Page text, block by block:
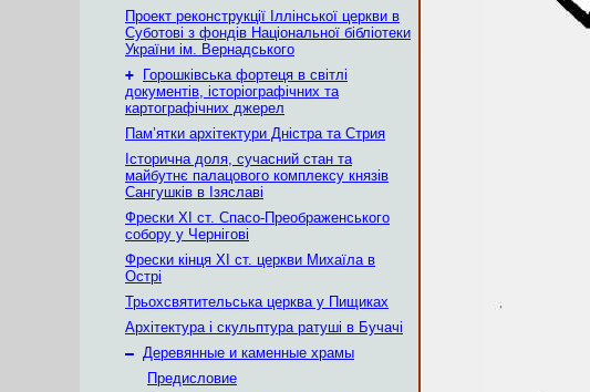
Проект реконструкції Іллінської церкви в
Суботові з фондів Національної бібліотеки
України ім. Вернадського
+
Горошківська фортеця в світлі
документів, історіографічних та
картографічних джерел
Пам’ятки архітектури Дністра та Стрия
Історична доля, сучасний стан та
майбутнє палацового комплексу князів
Сангушків в Ізяславі
Фрески ХІ ст. Спасо-Преображенського
собору у Чернігові
Фрески кінця ХІ ст. церкви Михаїла в
Острі
Трьохсвятительська церква у Пищиках
Архітектура і скульптура ратуші в Бучачі
– Деревянные и каменные храмы
Предисловие